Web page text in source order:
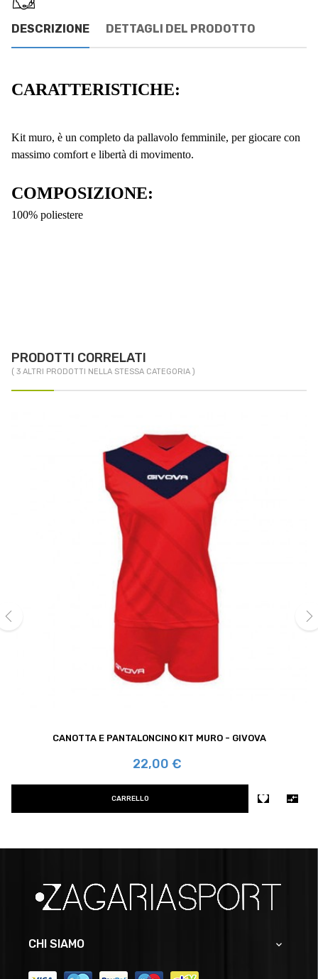
DESCRIZIONE DETTAGLI DEL PRODOTTO
CARATTERISTICHE:
Kit muro, è un completo da pallavolo femminile, per giocare con
massimo comfort e libertà di movimento.
COMPOSIZIONE:
100% poliestere
PRODOTTI CORRELATI
( 3 ALTRI PRODOTTI NELLA STESSA CATEGORIA )
CANOTTA E PANTALONCINO KIT MURO - GIVOVA
Prezzo
22,00 €
CARRELLO  
CHI SIAMO 